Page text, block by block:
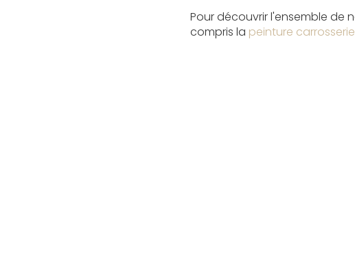
Pour découvrir l'ensemble de
compris la peinture